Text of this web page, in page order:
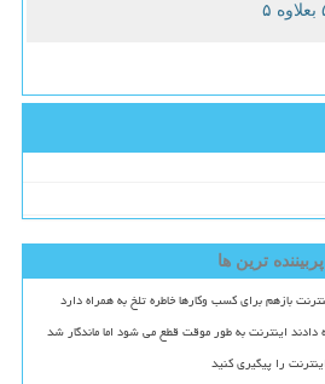
پربیننده ترین ها
بازهم برای کسب وکارها خاطره تلخ به همراه دارد
را پیگیری کنید